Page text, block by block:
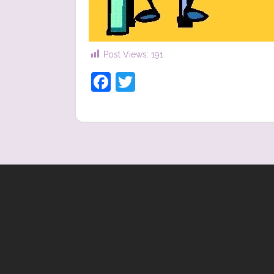
Post Views: 191
Facebook